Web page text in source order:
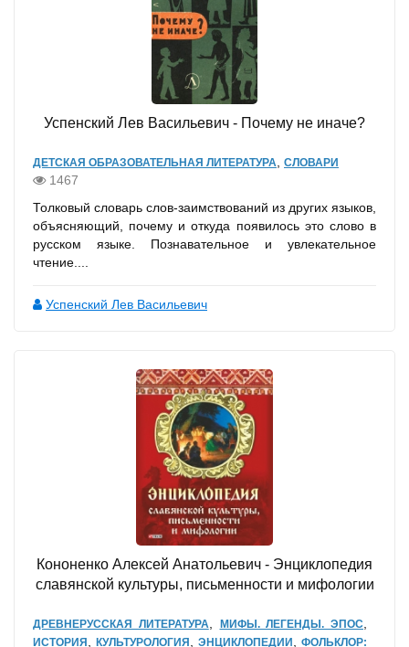
Успенский Лев Васильевич - Почему не иначе?
ДЕТСКАЯ ОБРАЗОВАТЕЛЬНАЯ ЛИТЕРАТУРА, СЛОВАРИ
1467
Толковый словарь слов-заимствований из других языков,
объясняющий, почему и откуда появилось это слово в
русском языке. Познавательное и увлекательное
чтение....
Успенский Лев Васильевич
Кононенко Алексей Анатольевич - Энциклопедия
славянской культуры, письменности и мифологии
ДРЕВНЕРУССКАЯ ЛИТЕРАТУРА МИФЫ. ЛЕГЕНДЫ. ЭПОС
ИСТОРИЯ КУЛЬТУРОЛОГИЯ ЭНЦИКЛОПЕДИИ ФОЛЬКЛОР: